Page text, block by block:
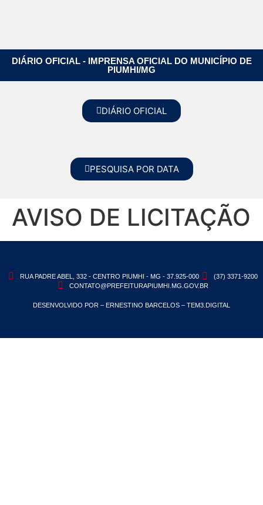
DIÁRIO OFICIAL - IMPRENSA OFICIAL DO MUNICÍPIO DE
PIUMHI/MG
DIÁRIO OFICIAL
PESQUISA POR DATA
AVISO DE LICITAÇÃO
RUA PADRE ABEL, 332 - CENTRO PIUMHI - MG - 37.925-000
(37) 3371-9200
CONTATO@PREFEITURAPIUMHI.MG.GOV.BR
DESENVOLVIDO POR – ERNESTINO BARCELOS – TEM3.DIGITAL